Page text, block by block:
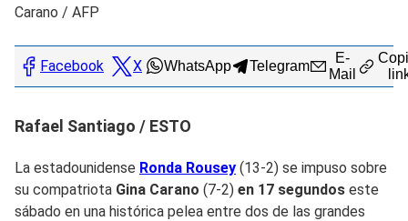
Carano / AFP
Facebook X WhatsApp Telegram
E-
Mail
Rafael Santiago / ESTO
La estadounidense Ronda Rousey (13-2) se impuso sobre
su compatriota Gina Carano (7-2) en 17 segundos este
sábado en una histórica pelea entre dos de las grandes